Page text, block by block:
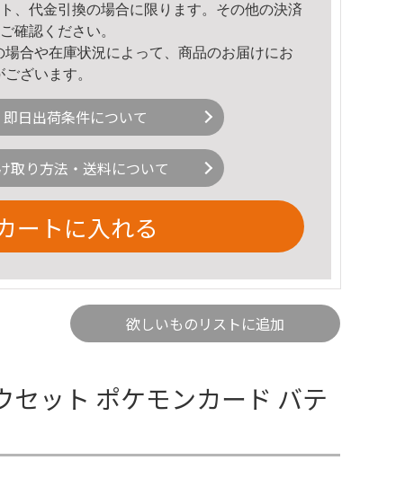
、代金引換の場合に限ります。その他の決済
確認ください。
合や在庫状況によって、商品のお届けにお
ざいます。
即日出荷条件について
取り方法・送料について
ートに入れる
欲しいものリストに追加
ット ポケモンカード バテ